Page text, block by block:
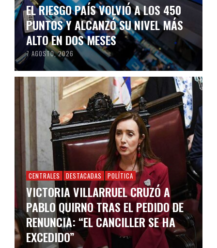
EL RIESGO PAÍS VOLVIÓ A LOS 450
PUNTOS Y ALCANZÓ SU NIVEL MÁS
ALTO EN DOS MESES
7 AGOSTO, 2026
CENTRALES DESTACADAS POLÍTICA
VICTORIA VILLARRUEL CRUZÓ A
PABLO QUIRNO TRAS EL PEDIDO DE
RENUNCIA: “EL CANCILLER SE HA
EXCEDIDO”